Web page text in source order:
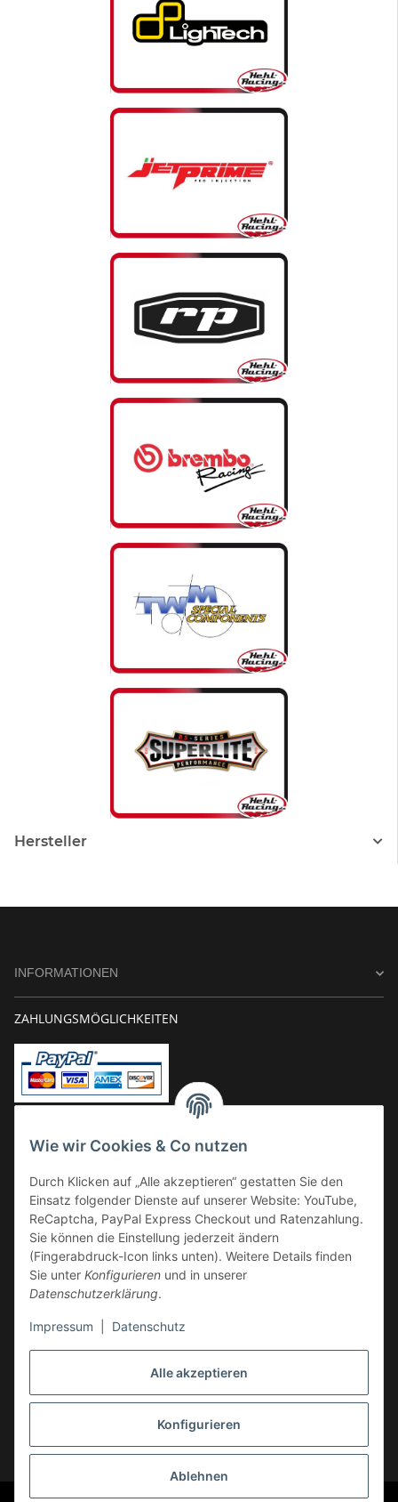
Alle akzeptieren
Konfigurieren
Ablehnen
Wie wir Cookies & Co nutzen
Durch Klicken auf „Alle akzeptieren“ gestatten Sie den
Einsatz folgender Dienste auf unserer Website: YouTube,
ReCaptcha, PayPal Express Checkout und Ratenzahlung.
Sie können die Einstellung jederzeit ändern
(Fingerabdruck-Icon links unten). Weitere Details finden
Sie unter Konfigurieren und in unserer
Datenschutzerklärung.
Impressum Datenschutz
Hersteller
INFORMATIONEN
ZAHLUNGSMÖGLICHKEITEN
Kauf auf Rechnung
VERSAND
Vertrag widerrufen